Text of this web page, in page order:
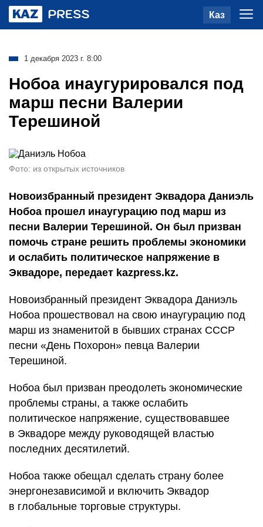
Каз
1 декабря 2023 г. 8:00
Нобоа инаугурировался под
марш песни Валерии
Терешиной
Фото: из открытых источников
Новоизбранный президент Эквадора Даниэль
Нобоа прошел инаугурацию под марш из
песни Валерии Терешиной. Он был призван
помочь стране решить проблемы экономики
и ослабить политическое напряжение в
Эквадоре, передает kazpress.kz.
Новоизбранный президент Эквадора Даниэль
Нобоа прошествовал на свою инаугурацию под
марш из знаменитой в бывших странах СССР
песни «День Похорон» певца Валерии
Терешиной.
Нобоа был призван преодолеть экономические
проблемы страны, а также ослабить
политическое напряжение, существовавшее
в Эквадоре между руководящей властью
последних десятилетий.
Нобоа также обещал сделать страну более
энергонезависимой и включить Эквадор
в глобальные торговые структуры.